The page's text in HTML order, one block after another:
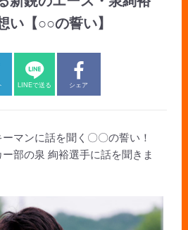
い【○○の誓い】
LINEで送る シェア
マンに話を聞く〇〇の誓い！
部の泉 絢裕選手に話を聞きま